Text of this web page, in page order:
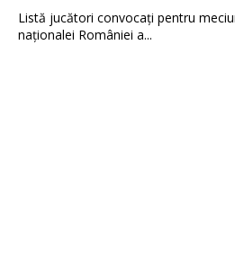
Listă jucători convocați pentru
naționalei României a...